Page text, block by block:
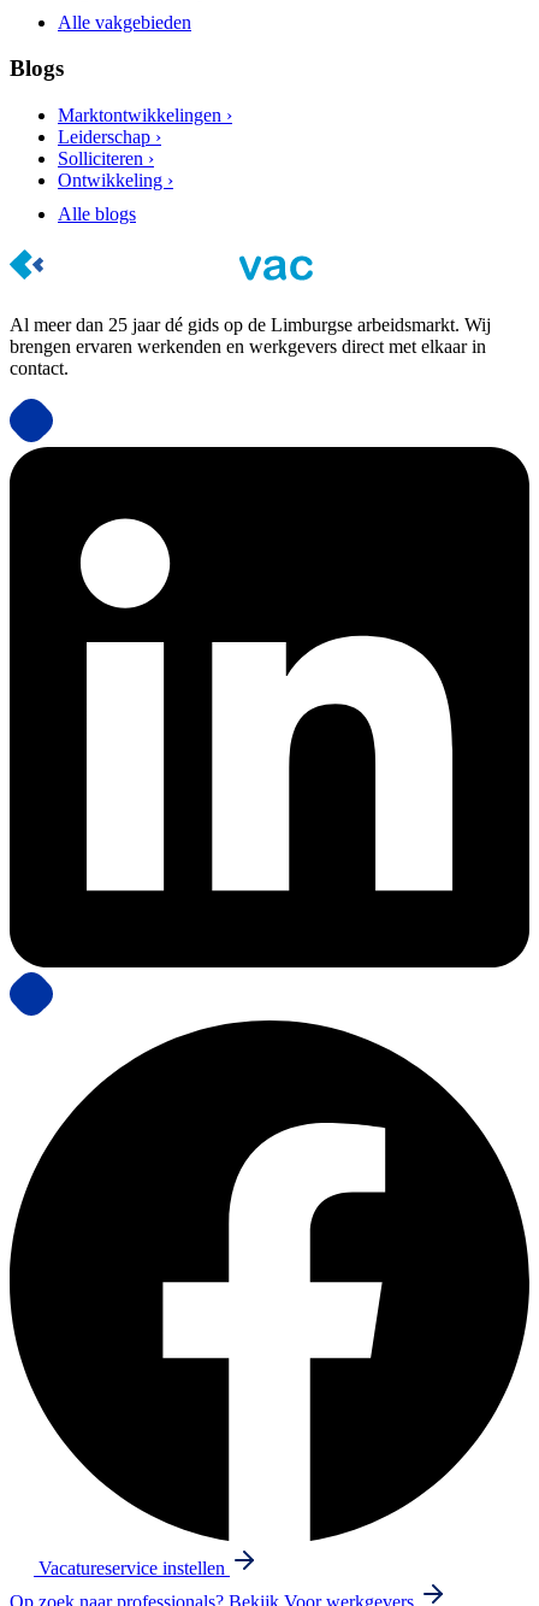
Alle vakgebieden
Blogs
Marktontwikkelingen ›
Leiderschap ›
Solliciteren ›
Ontwikkeling ›
Alle blogs
Al meer dan 25 jaar dé gids op de Limburgse arbeidsmarkt. Wij
brengen ervaren werkenden en werkgevers direct met elkaar in
contact.
Vacatureservice instellen
Op zoek naar professionals? Bekijk Voor werkgevers